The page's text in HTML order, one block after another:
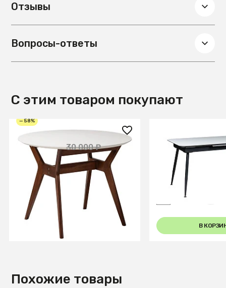
Отзывы
Вопросы-ответы
С этим товаром покупают
— 58%
12 550 ₽
30 000 ₽
Стол Нарвик д.860 Белый
Темный орех
В КОРЗИНУ
22 850 ₽
Стол Месси 140-
Automatic Light
В
Похожие товары